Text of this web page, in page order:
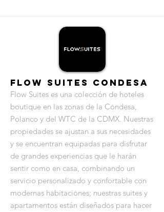
Flow Suites Condesa
Flow Suites es una colección de hoteles
boutique en las zonas de la Condesa,
Polanco y del WTC de la CDMX. Nuestras
propiedades se ajustan a sus necesidades
y se encuentran equipadas para disfrutar
de grandes experiencias que le harán
sentir como en casa, combinando un
servicio personalizado y confortable con
modernas habitaciones; nuestras suites y
apartamentos están diseñados para hacer